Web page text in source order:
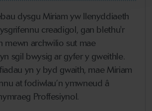
dysgu Miriam yw llenyddiaeth
creadigol, gan blethu'r
mewn archwilio sut mae
sgil bwysig ar gyfer y gweithle.
yn y byd gwaith, mae Miriam
at fodiwlau’n ymwneud â
Proffesiynol.